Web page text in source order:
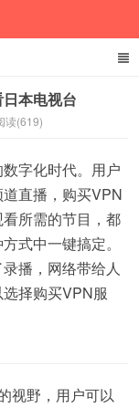
本电视台
读(619)
字化时代。用户
直播，购买VPN
所需的节目，都
式中一键搞定。
播，网络带给人
择购买VPN服
视野，用户可以